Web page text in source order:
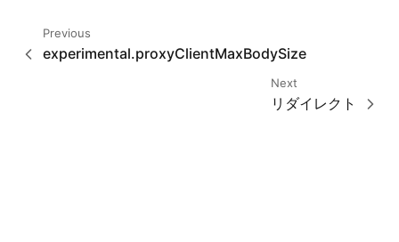
Previous
experimental.proxyClientMaxBodySize
Next
リダイレクト